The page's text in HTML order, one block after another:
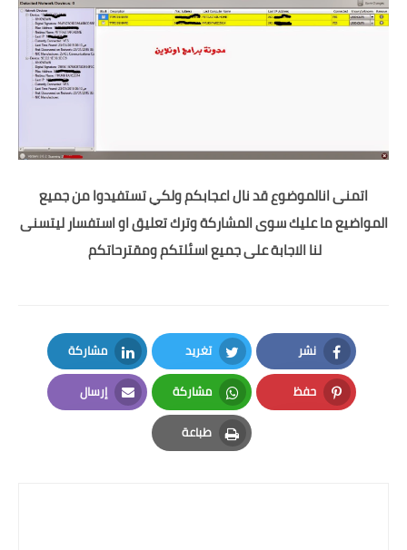
اتمنى انالموضوع قدنال اعجابكم ولكي تستفيدوا من جميع
المواضيع ما عليك سوى المشاركة وترك تعليق او استفسار ليتسنى
لنا الاجابة على جميع اسئلتكم ومقترحاتكم
نشر
Facebook
تغريد
Twitter
مشاركة
LinkedIn
حفظ
Pinterest
مشاركة
Whatsapp
إرسال
Email
طباعة
Print